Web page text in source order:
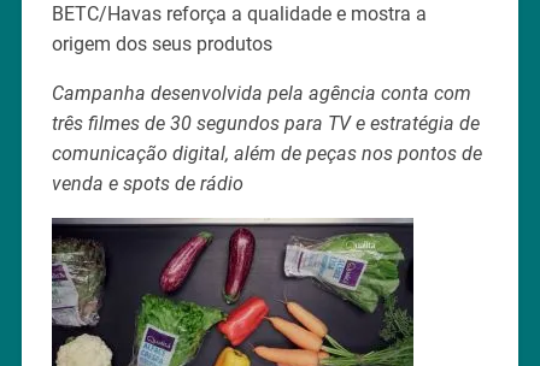
BETC/Havas reforça a qualidade e mostra a
origem dos seus produtos
Campanha desenvolvida pela agência conta com
três filmes de 30 segundos para TV e estratégia de
comunicação digital, além de peças nos pontos de
venda e spots de rádio